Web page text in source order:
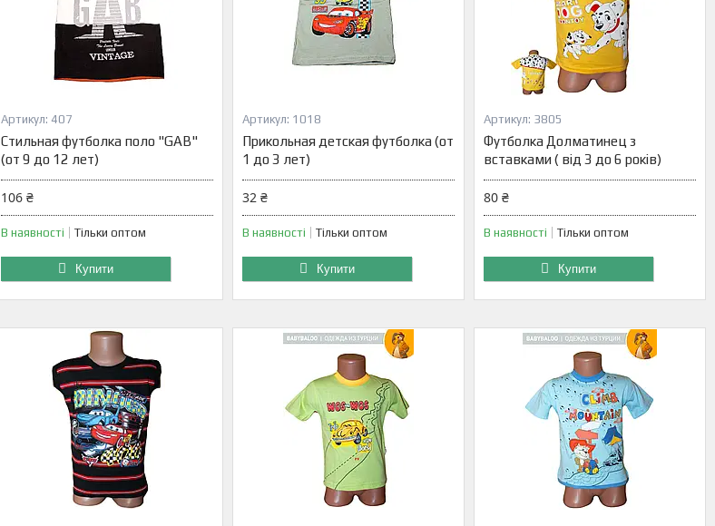
407
Стильная футболка поло "GAB"
(от 9 до 12 лет)
106 ₴
В наявності Тільки оптом
Купити
1018
Прикольная детская футболка (от
1 до 3 лет)
32 ₴
В наявності Тільки оптом
Купити
3805
Футболка Долматинец з
вставками ( від 3 до 6 років)
80 ₴
В наявності Тільки оптом
Купити